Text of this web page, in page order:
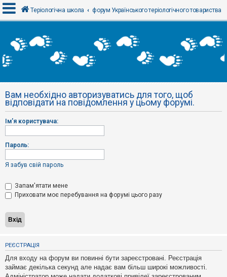
х
і
Р
е
с
р
а
ц
я
Т
е
и
б
е
в
і
д
п
о
Теріологічна школа форум Українського теріологічного товариства
Вам необхідно авторизуватись для того, щоб
відповідати на повідомлення у цьому форумі.
Ім'я користувача:
Пароль:
Я забув свій пароль
Запам'ятати мене
Приховати моє перебування на форумі цього разу
РЕЄСТРАЦІЯ
Для входу на форум ви повинні бути зареєстровані. Реєстрація
займає декілька секунд але надає вам більш широкі можливості.